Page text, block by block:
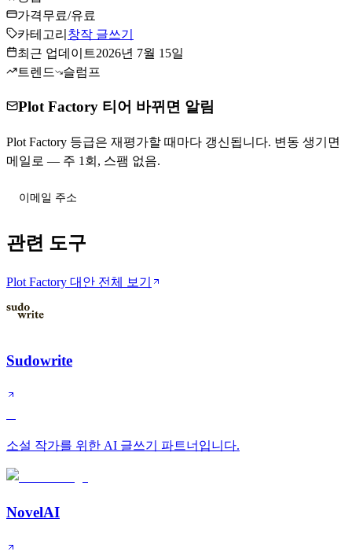
가격무료/유료
카테고리 창작 글쓰기
최근 업데이트2026년 7월 15일
트렌드
슬럼프
Plot Factory 티어 바뀌면 알림
Plot Factory 등급은 재평가할 때마다 갱신됩니다. 변동 생기면
메일로 — 주 1회, 스팸 없음.
관련 도구
Plot Factory 대안 전체 보기
Sudowrite
소설 작가를 위한 AI 글쓰기 파트너입니다.
NovelAI